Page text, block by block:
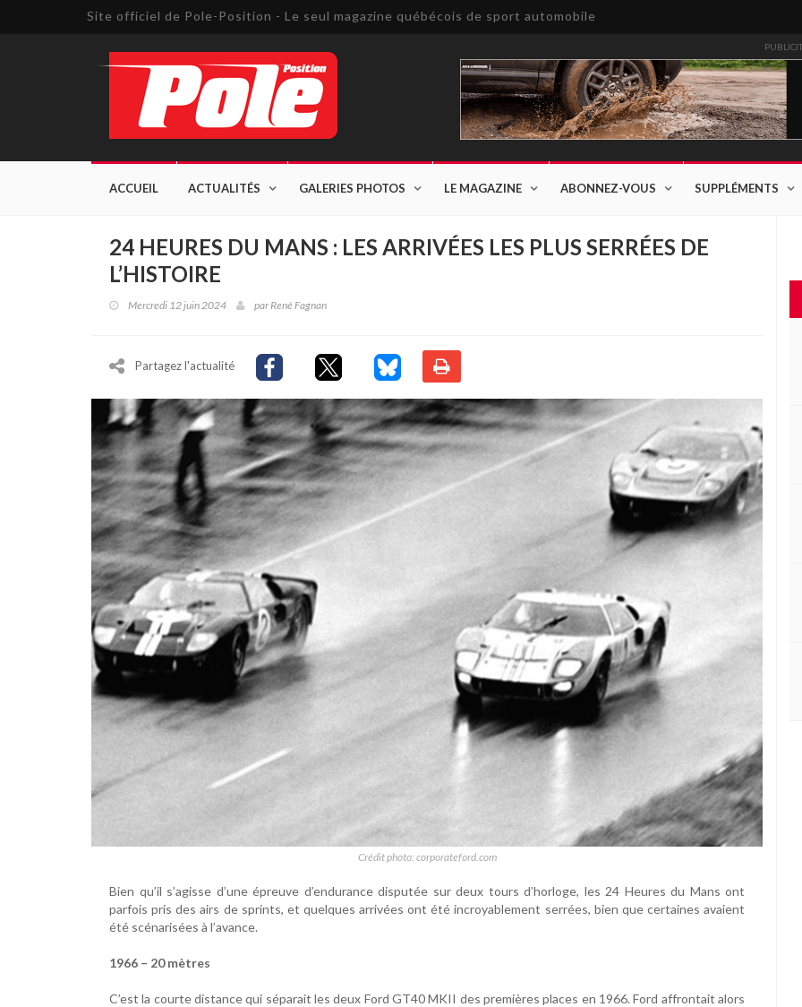
Site officiel de Pole-Position - Le seul magazine québécois de sport automobile
ACCUEIL ACTUALITÉS GALERIES PHOTOS LE MAGAZINE ABONNEZ-VOUS SUPPLÉMENTS
24 HEURES DU MANS : LES ARRIVÉES LES PLUS SERRÉES DE
L’HISTOIRE
Mercredi 12 juin 2024 parRené Fagnan
Partagez l'actualité
Crédit photo: corporateford.com
Bien qu’il s’agisse d’une épreuve d’endurance disputée sur deux tours d’horloge, les 24 Heures du Mans ont
parfois pris des airs de sprints, et quelques arrivées ont été incroyablement serrées, bien que certaines avaient
été scénarisées à l’avance.
1966 – 20 mètres
C’est la courte distance qui séparait les deux Ford GT40 MKII des premières places en 1966. Ford affrontait alors